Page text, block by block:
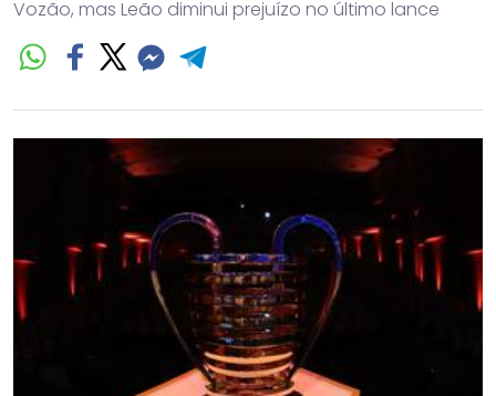
Vozão, mas Leão diminui prejuízo no último lance